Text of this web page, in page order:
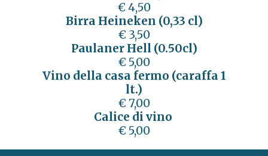
€ 4,50
Birra Heineken (0,33 cl)
€ 3,50
Paulaner Hell (0.50cl)
€ 5,00
Vino della casa fermo (caraffa 1
lt.)
€ 7,00
Calice di vino
€ 5,00